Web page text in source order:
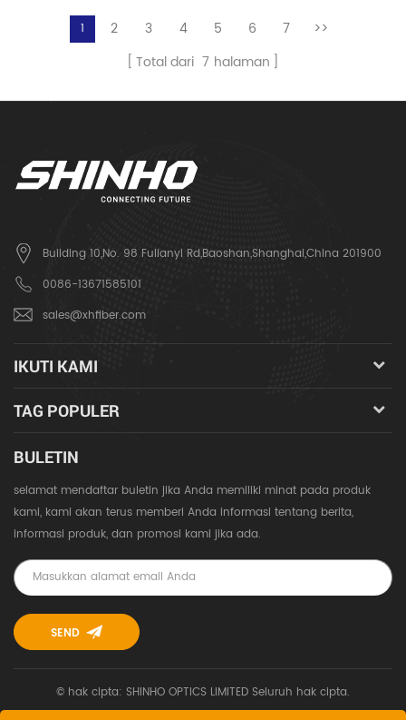
1 2 3 4 5 6 7
>>
Total dari 7 halaman
Building 10,No. 98 Fulianyi Rd,Baoshan,Shanghai,China 201900
0086-13671585101
sales@xhfiber.com
IKUTI KAMI
TAG POPULER
BULETIN
selamat mendaftar buletin jika Anda memiliki minat pada produk
kami, kami akan terus memberi Anda informasi tentang berita,
informasi produk, dan promosi kami jika ada.
© hak cipta: SHINHO OPTICS LIMITED Seluruh hak cipta.